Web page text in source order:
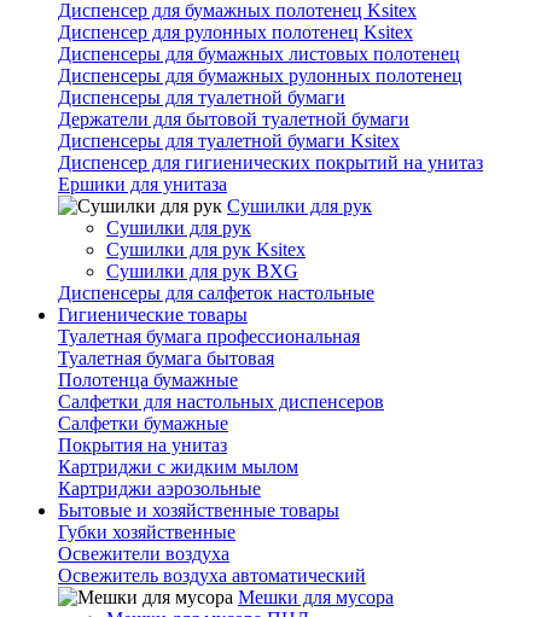
Диспенсер для бумажных полотенец Ksitex
Диспенсер для рулонных полотенец Ksitex
Диспенсеры для бумажных листовых полотенец
Диспенсеры для бумажных рулонных полотенец
Диспенсеры для туалетной бумаги
Держатели для бытовой туалетной бумаги
Диспенсеры для туалетной бумаги Ksitex
Диспенсер для гигиенических покрытий на унитаз
Ершики для унитаза
Сушилки для рук
Сушилки для рук
Сушилки для рук Ksitex
Сушилки для рук BXG
Диспенсеры для салфеток настольные
Гигиенические товары
Туалетная бумага профессиональная
Туалетная бумага бытовая
Полотенца бумажные
Салфетки для настольных диспенсеров
Салфетки бумажные
Покрытия на унитаз
Картриджи с жидким мылом
Картриджи аэрозольные
Бытовые и хозяйственные товары
Губки хозяйственные
Освежители воздуха
Освежитель воздуха автоматический
Мешки для мусора